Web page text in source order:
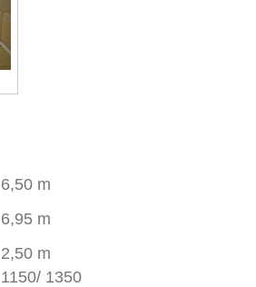
6,50 m
6,95 m
2,50 m
1150/ 1350